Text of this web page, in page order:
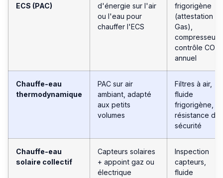
ECS (PAC)
d'énergie sur l'air
ou l'eau pour
chauffer l'ECS
frigorigène
(attestation F-
Gas),
compresseur,
contrôle COP
annuel
Chauffe-eau
thermodynamique
PAC sur air
ambiant, adapté
aux petits
volumes
Filtres à air,
fluide
frigorigène,
résistance de
sécurité
Chauffe-eau
solaire collectif
Capteurs solaires
+ appoint gaz ou
électrique
Inspection
capteurs,
fluide